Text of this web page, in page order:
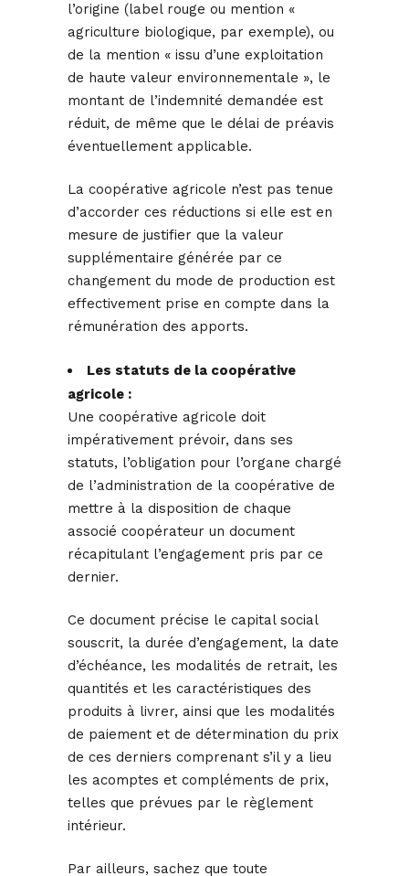
l’origine (label rouge ou mention «
agriculture biologique, par exemple), ou
de la mention « issu d’une exploitation
de haute valeur environnementale », le
montant de l’indemnité demandée est
réduit, de même que le délai de préavis
éventuellement applicable.
La coopérative agricole n’est pas tenue
d’accorder ces réductions si elle est en
mesure de justifier que la valeur
supplémentaire générée par ce
changement du mode de production est
effectivement prise en compte dans la
rémunération des apports.
Les statuts de la coopérative
agricole :
Une coopérative agricole doit
impérativement prévoir, dans ses
statuts, l’obligation pour l’organe chargé
de l’administration de la coopérative de
mettre à la disposition de chaque
associé coopérateur un document
récapitulant l’engagement pris par ce
dernier.
Ce document précise le capital social
souscrit, la durée d’engagement, la date
d’échéance, les modalités de retrait, les
quantités et les caractéristiques des
produits à livrer, ainsi que les modalités
de paiement et de détermination du prix
de ces derniers comprenant s’il y a lieu
les acomptes et compléments de prix,
telles que prévues par le règlement
intérieur.
Par ailleurs, sachez que toute